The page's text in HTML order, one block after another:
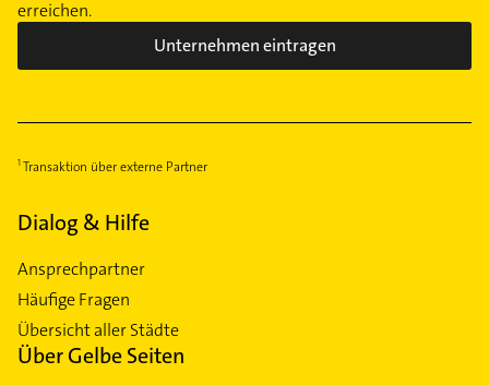
erreichen.
Unternehmen eintragen
Transaktion über externe Partner
Dialog & Hilfe
Ansprechpartner
Häufige Fragen
Übersicht aller Städte
Über Gelbe Seiten